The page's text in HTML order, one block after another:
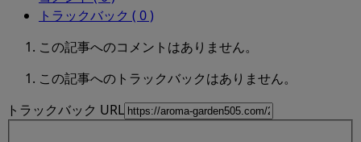
トラックバック ( 0 )
この記事へのコメントはありません。
この記事へのトラックバックはありません。
トラックバック URL